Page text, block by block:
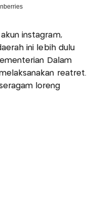
instagram,
ini lebih dulu
Dalam
reatret.
loreng